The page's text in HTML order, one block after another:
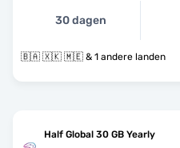
30 dagen
🇧🇦 🇽🇰 🇲🇪 & 1 andere landen
Half Global 30 GB Yearly